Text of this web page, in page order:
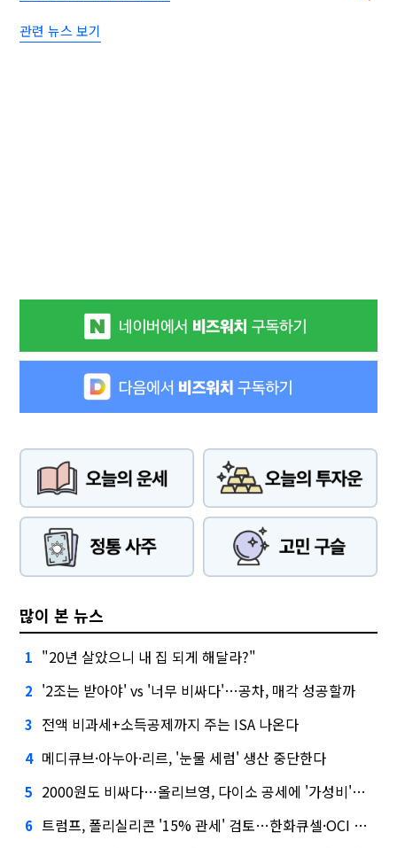
관련 뉴스 보기
많이 본 뉴스
1 "20년 살았으니 내 집 되게 해달라?"
2 '2조는 받아야' vs '너무 비싸다'…공차, 매각 성공할까
3 전액 비과세+소득공제까지 주는 ISA 나온다
4 메디큐브·아누아·리르, '눈물 세럼' 생산 중단한다
5 2000원도 비싸다…올리브영, 다이소 공세에 '가성비'로 맞불
6 트럼프, 폴리실리콘 '15% 관세' 검토…한화큐셀·OCI 영향은?